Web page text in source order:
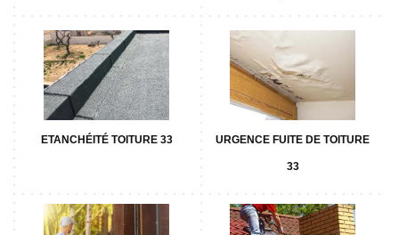
ETANCHÉITÉ TOITURE 33 URGENCE FUITE DE TOITURE
33